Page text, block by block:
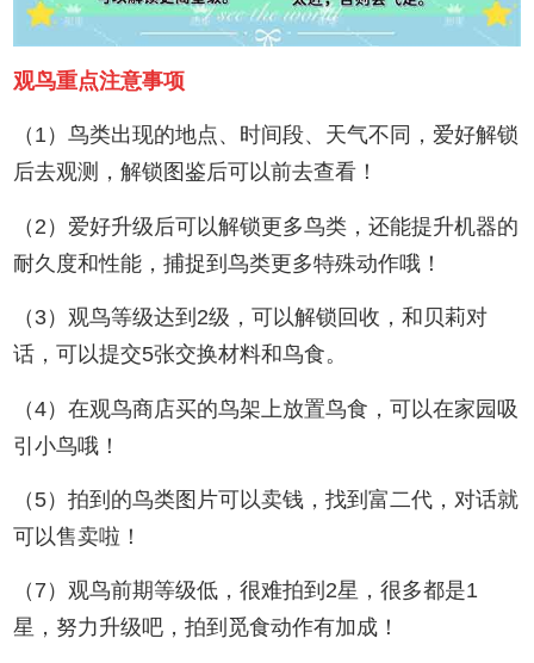
观鸟重点注意事项
（1）鸟类出现的地点、时间段、天气不同，爱好解锁
后去观测，解锁图鉴后可以前去查看！
（2）爱好升级后可以解锁更多鸟类，还能提升机器的
耐久度和性能，捕捉到鸟类更多特殊动作哦！
（3）观鸟等级达到2级，可以解锁回收，和贝莉对
话，可以提交5张交换材料和鸟食。
（4）在观鸟商店买的鸟架上放置鸟食，可以在家园吸
引小鸟哦！
（5）拍到的鸟类图片可以卖钱，找到富二代，对话就
可以售卖啦！
（7）观鸟前期等级低，很难拍到2星，很多都是1
星，努力升级吧，拍到觅食动作有加成！